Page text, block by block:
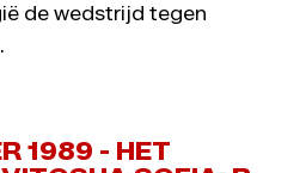
de wedstrijd tegen
1989 - HET